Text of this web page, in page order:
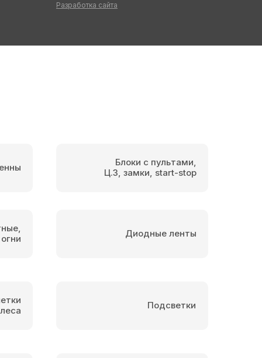
Разработка сайта
Подсветки
Блоки с пультами,
Ц.З, замки, start-stop
Диодные ленты